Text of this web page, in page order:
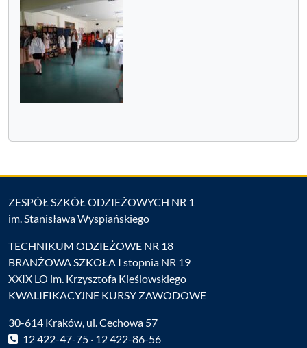
ZESPÓŁ SZKÓŁ ODZIEŻOWYCH NR 1
im. Stanisława Wyspiańskiego
TECHNIKUM ODZIEŻOWE NR 18
BRANŻOWA SZKOŁA I stopnia NR 19
XXIX LO im. Krzysztofa Kieślowskiego
KWALIFIKACYJNE KURSY ZAWODOWE
30-614 Kraków, ul. Cechowa 57
12 422-47-75 · 12 422-86-56